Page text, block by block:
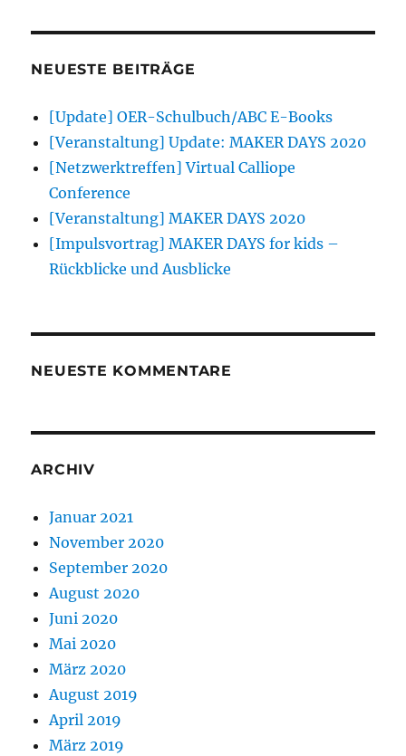
NEUESTE BEITRÄGE
[Update] OER-Schulbuch/ABC E-Books
[Veranstaltung] Update: MAKER DAYS 2020
[Netzwerktreffen] Virtual Calliope
Conference
[Veranstaltung] MAKER DAYS 2020
[Impulsvortrag] MAKER DAYS for kids –
Rückblicke und Ausblicke
NEUESTE KOMMENTARE
ARCHIV
Januar 2021
November 2020
September 2020
August 2020
Juni 2020
Mai 2020
März 2020
August 2019
April 2019
März 2019